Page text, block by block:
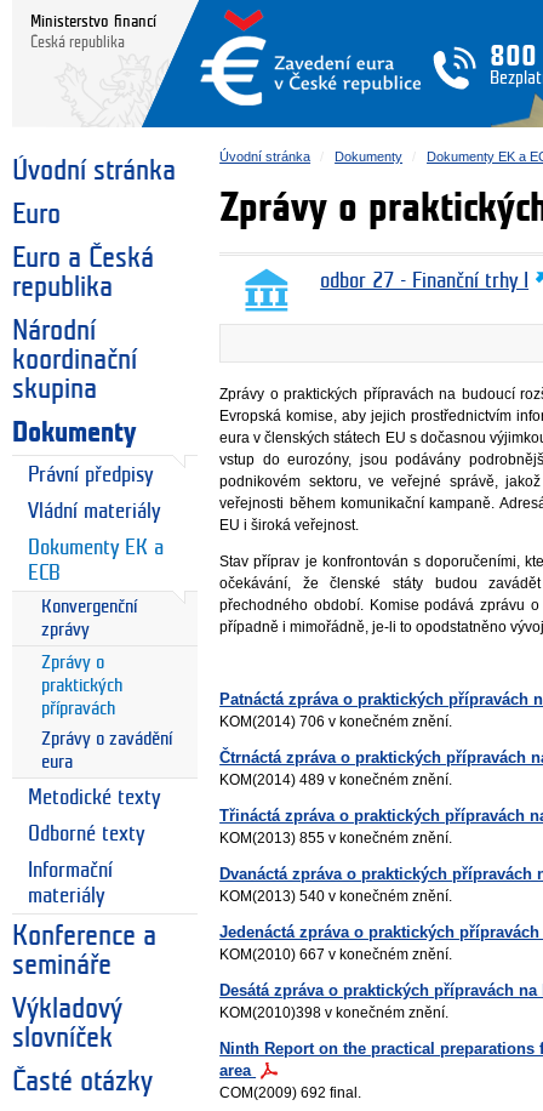
Ministerstvo financí
Česká republika
800
Úvodní stránka
Euro
Euro a Česká
republika
Národní
koordinační
skupina
Dokumenty
Právní předpisy
Vládní materiály
Dokumenty EK a
ECB
Konvergenční
zprávy
Zprávy o
praktických
přípravách
Zprávy o zavádění
eura
Metodické texty
Odborné texty
Informační
materiály
Konference a
semináře
Výkladový
slovníček
Časté otázky
Úvodní stránka Dokumenty Dokumenty EK a
Zprávy o
odbor 27 - Finanční trhy I
Zprávy o praktických přípravách na budoucí
Evropská komise, aby jejich prostřednictvím
eura v členských státech EU s dočasnou
vstup do eurozóny, jsou podávány
podnikovém sektoru, ve veřejné správě,
veřejnosti během komunikační kampaně.
EU i široká veřejnost.
Stav příprav je konfrontován s doporučeními,
očekávání, že členské státy budou
přechodného období. Komise podává zprávu
případně i mimořádně, je-li to opodstatněno
Patnáctá zpráva o praktických přípravách
KOM(2014) 706 v konečném znění.
Čtrnáctá zpráva o praktických přípravách
KOM(2014) 489 v konečném znění.
Třináctá zpráva o praktických přípravách
KOM(2013) 855 v konečném znění.
Dvanáctá zpráva o praktických
KOM(2013) 540 v konečném znění.
Jedenáctá zpráva o praktických
KOM(2010) 667 v konečném znění.
Desátá zpráva o praktických přípravách
KOM(2010)398 v konečném znění.
Ninth Report on the practical
area
COM(2009) 692 final.